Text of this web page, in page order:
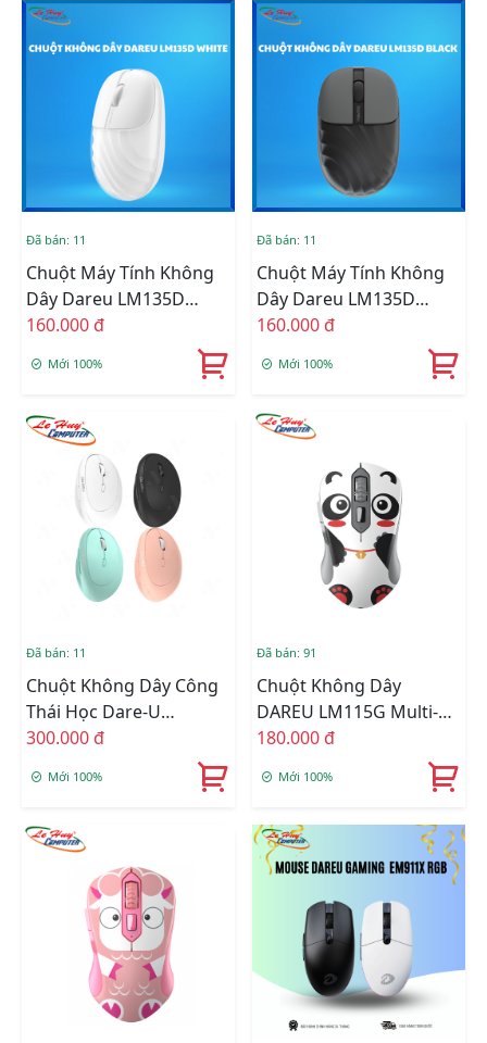
Đã bán: 11
Chuột Máy Tính Không
Dây Dareu LM135D
Silent (Kết Nối –
2.4G) Trắng
160.000 đ
Mới 100%
Đã bán: 11
Chuột Máy Tính Không
Dây Dareu LM135D
Silent (Kết Nối –
2.4G) Đen
160.000 đ
Mới 100%
Đã bán: 11
Chuột Không Dây Công
Thái Học Dare-U
LM158D -
Đen/Hồng/Trắng | Dual
Mode: Wired + 2.4G
300.000 đ
Mới 100%
Đã bán: 91
Chuột Không Dây
DAREU LM115G Multi-
Color- Panda
180.000 đ
Mới 100%